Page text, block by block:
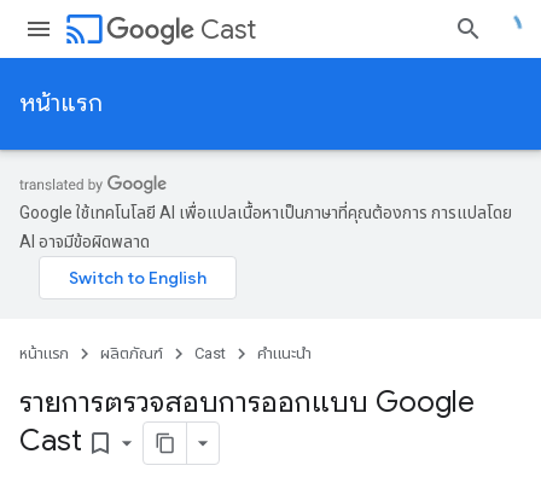
cast Cast
หน้าแรก
Google ใช้เทคโนโลยี AI เพื่อแปลเนื้อหาเป็นภาษาที่คุณต้องการ การแปลโดย
AI อาจมีข้อผิดพลาด
หน้าแรก ผลิตภัณฑ์ Cast คำแนะนำ
รายการตรวจสอบการออกแบบ Google
Cast bookmark_border